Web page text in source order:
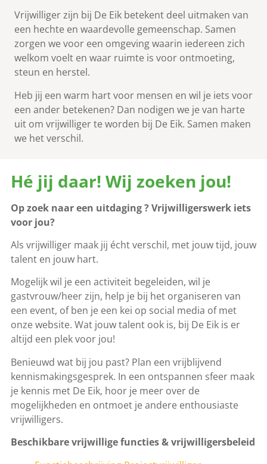
Vrijwilliger zijn bij De Eik betekent deel uitmaken van
een hechte en waardevolle gemeenschap. Samen
zorgen we voor een omgeving waarin iedereen zich
welkom voelt en waar ruimte is voor ontmoeting,
steun en herstel.
Heb jij een warm hart voor mensen en wil je iets voor
een ander betekenen? Dan nodigen we je van harte
uit om vrijwilliger te worden bij De Eik. Samen maken
we het verschil.
Hé jij daar! Wij zoeken jou!
Op zoek naar een uitdaging ? Vrijwilligerswerk iets
voor jou?
Als vrijwilliger maak jij écht verschil, met jouw tijd, jouw
talent en jouw hart.
Mogelijk wil je een activiteit begeleiden, wil je
gastvrouw/heer zijn, help je bij het organiseren van
een event, of ben je een kei op social media of met
onze website. Wat jouw talent ook is, bij De Eik is er
altijd een plek voor jou!
Benieuwd wat bij jou past? Plan een vrijblijvend
kennismakingsgesprek. In een ontspannen sfeer maak
je kennis met De Eik, hoor je meer over de
mogelijkheden en ontmoet je andere enthousiaste
vrijwilligers.
Beschikbare vrijwillige functies & vrijwilligersbeleid